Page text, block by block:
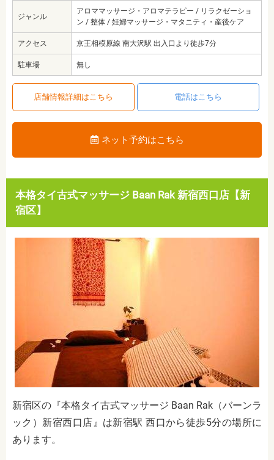
ジャンル
アロママッサージ・アロマテラピー / リラクゼーショ
ン / 整体 / 妊婦マッサージ・マタニティ・産後ケア
アクセス 京王相模原線 南大沢駅 出入口より徒歩7分
駐車場 無し
店舗情報詳細はこちら 電話はこちら
ネット予約はこちら
本格タイ古式マッサージ Baan Rak 新宿西口店【新
宿区】
新宿区の『本格タイ古式マッサージ Baan Rak（バーンラ
ック）新宿西口店』は新宿駅 西口から徒歩5分の場所に
あります。